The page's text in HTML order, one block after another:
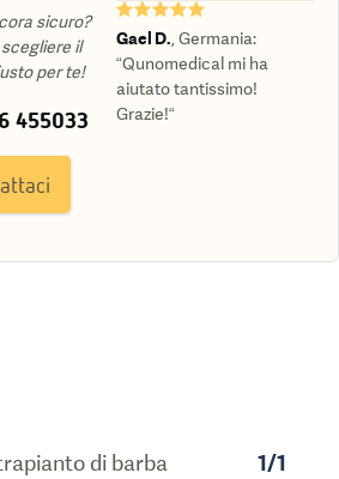
sicuro?
il
per te!
455033
★★★★★
Gael D. ,Germania:
“Qunomedical mi ha
aiutato tantissimo!
Grazie!“
di barba 1/1